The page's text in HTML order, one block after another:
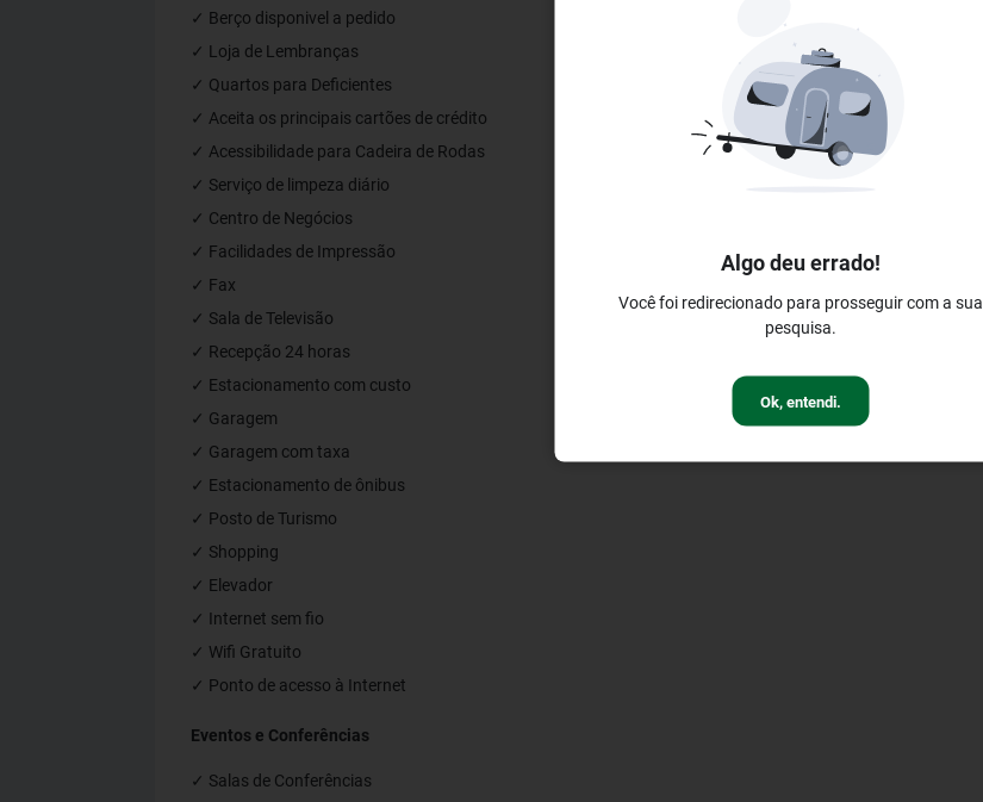
Algo deu errado!
Você foi redirecionado para prosseguir com a sua
pesquisa.
Ok, entendi.
✓ Berço disponivel a pedido
✓ Loja de Lembranças
✓ Quartos para Deficientes
✓ Aceita os principais cartões de crédito
✓ Acessibilidade para Cadeira de Rodas
✓ Serviço de limpeza diário
✓ Centro de Negócios
✓ Facilidades de Impressão
✓ Fax
✓ Sala de Televisão
✓ Recepção 24 horas
✓ Estacionamento com custo
✓ Garagem
✓ Garagem com taxa
✓ Estacionamento de ônibus
✓ Posto de Turismo
✓ Shopping
✓ Elevador
✓ Internet sem fio
✓ Wifi Gratuito
✓ Ponto de acesso à Internet
Eventos e Conferências
✓ Salas de Conferências